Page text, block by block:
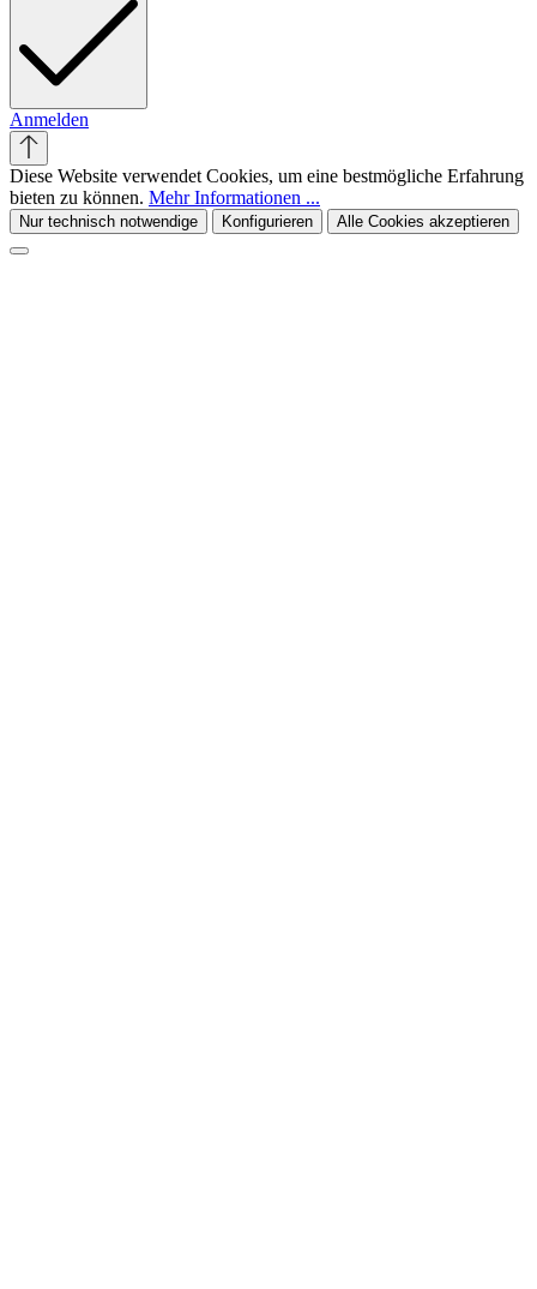
Anmelden
Diese Website verwendet Cookies, um eine bestmögliche Erfahrung
bieten zu können. Mehr Informationen ...
Nur technisch notwendige Konfigurieren Alle Cookies akzeptieren